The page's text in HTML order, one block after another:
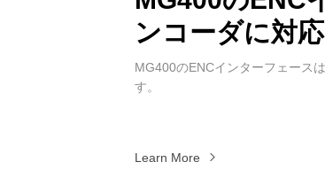
ンコーダに対
MG400のENCインターフェース
す。
Learn More